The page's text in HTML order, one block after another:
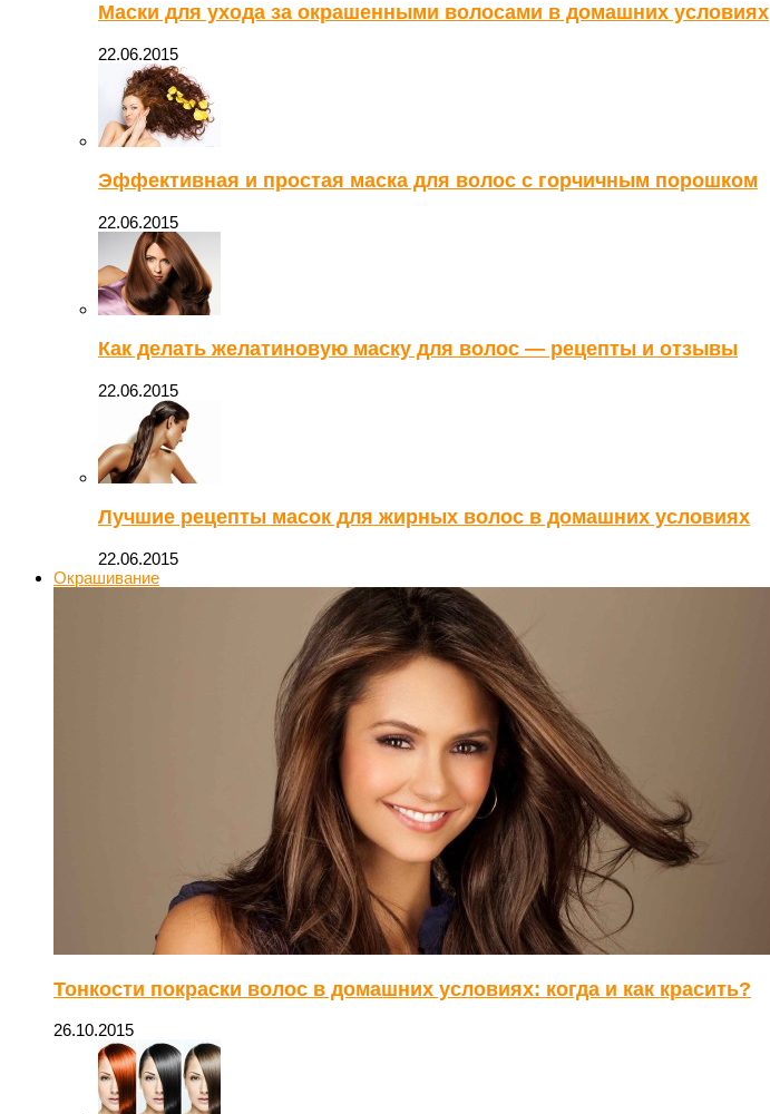
Маски для ухода за окрашенными волосами в домашних условиях
22.06.2015
Эффективная и простая маска для волос с горчичным порошком
22.06.2015
Как делать желатиновую маску для волос — рецепты и отзывы
22.06.2015
Лучшие рецепты масок для жирных волос в домашних условиях
22.06.2015
Окрашивание
Тонкости покраски волос в домашних условиях: когда и как красить?
26.10.2015